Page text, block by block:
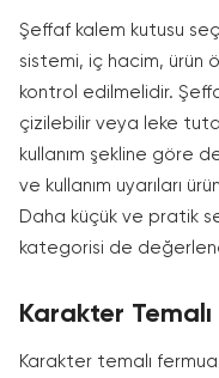
Şeffaf kalem kutusu
sistemi, iç hacim, ürün
kontrol edilmelidir.
çizilebilir veya leke
kullanım şekline göre
ve kullanım uyarıları
Daha küçük ve pratik
kategorisi de
Karakter
Karakter temalı